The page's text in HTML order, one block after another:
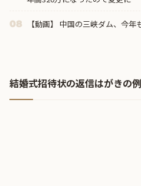
08 【動画】 中国の三峡ダム、今年
結婚式招待状の返信はがきの例